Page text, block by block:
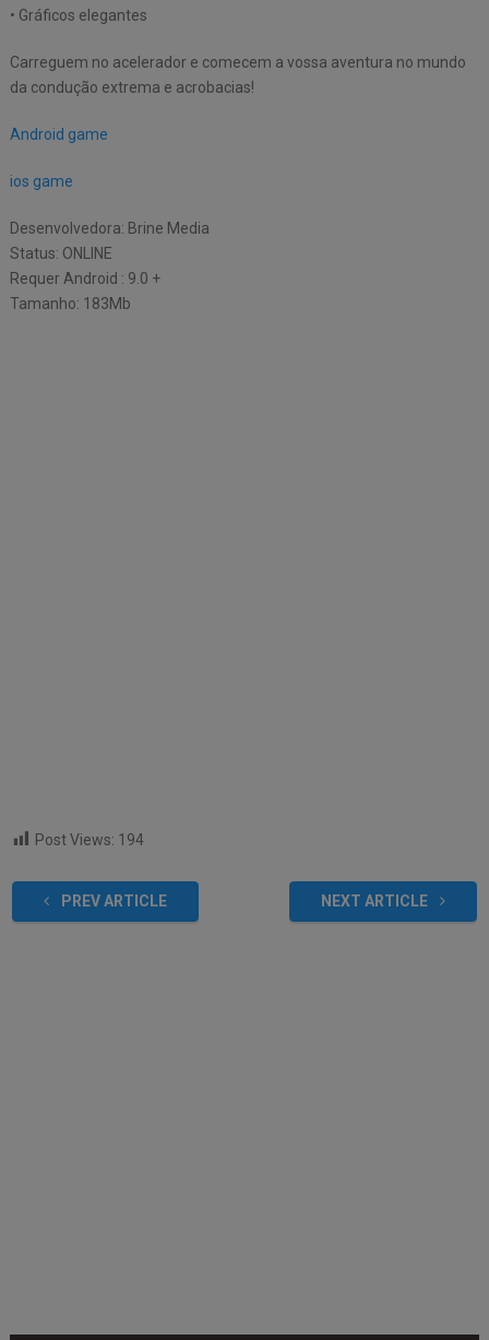
• Gráficos elegantes
Carreguem no acelerador e comecem a vossa aventura no mundo
da condução extrema e acrobacias!
Android game
ios game
Desenvolvedora: Brine Media
Status: ONLINE
Requer Android : 9.0 +
Tamanho: 183Mb
Post Views: 194
PREV ARTICLE NEXT ARTICLE